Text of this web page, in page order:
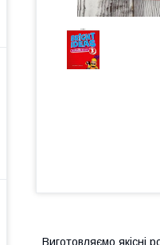
Виготовляємо якісні